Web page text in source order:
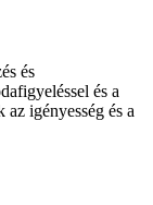
és
és a
igényesség és a